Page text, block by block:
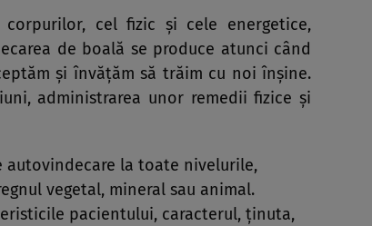
cel fizic şi cele energetice,
de boală se produce atunci când
şi învăţăm să trăim cu noi înşine.
administrarea unor remedii fizice şi
autovindecare la toate nivelurile,
vegetal, mineral sau animal.
pacientului, caracterul, ţinuta,